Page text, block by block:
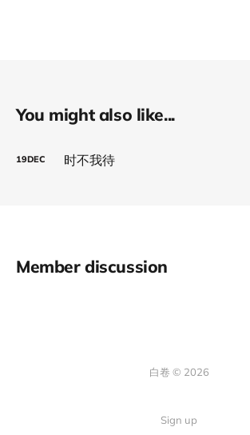
You might also like...
19DEC 时不我待
Member discussion
白卷 © 2026
Sign up